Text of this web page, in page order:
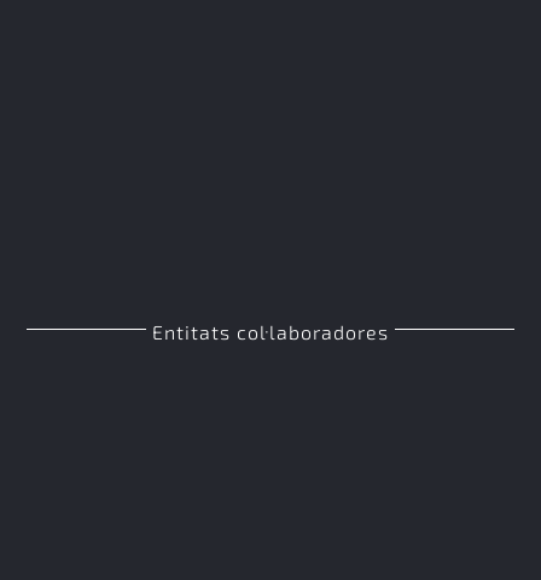
Entitats col·laboradores